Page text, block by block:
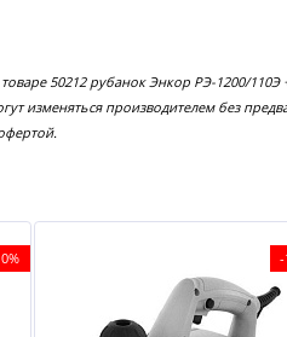
50212 рубанок Энкор РЭ-1200/
изменяться производителем без
-